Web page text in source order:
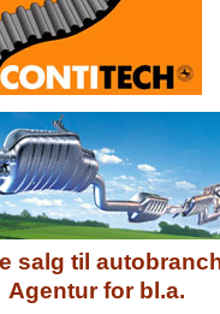
salg til
Agentur for bl.a.